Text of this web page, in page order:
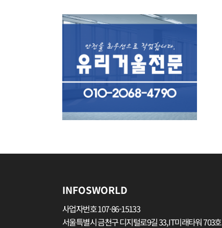
INFOSWORLD
사업자번호 107-86-15133
서울특별시 금천구 디지털로9길 33, IT미래타워 703호